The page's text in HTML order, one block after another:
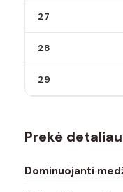
27
28
29
Prekė detaliau
Dominuojanti